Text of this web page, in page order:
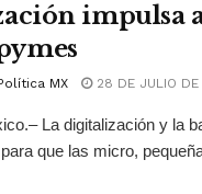
impulsa
MX 28 DE JULIO
La digitalización y la
que las micro,